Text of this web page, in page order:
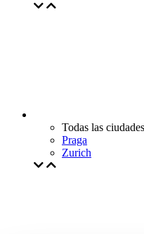
Todas las ciudades
Praga
Zurich